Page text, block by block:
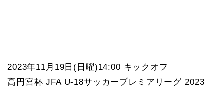
2023年11月19日(日曜)14:00 キックオフ
高円宮杯 JFA U-18サッカープレミアリーグ 2023